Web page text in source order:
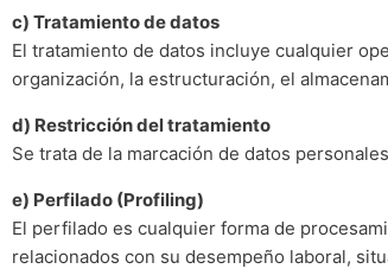
c) Tratamiento de datos
El tratamiento de datos incluye cualquier
organización, la estructuración, el
d) Restricción del tratamiento
Se trata de la marcación de datos
e) Perfilado (Profiling)
El perfilado es cualquier forma de
relacionados con su desempeño laboral,